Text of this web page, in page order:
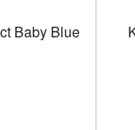
Baby Blue